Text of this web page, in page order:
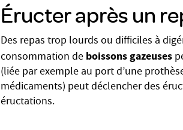
Éructer après un
Des repas trop lourds ou difficiles à
consommation de boissons gazeuses
(liée par exemple au port d’une
médicaments) peut déclencher des
éructations.